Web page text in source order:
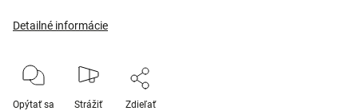
Detailné informácie
Opýtať sa Strážiť Zdieľať